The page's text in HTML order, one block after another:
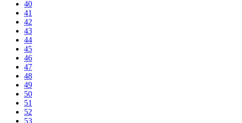
40
41
42
43
44
45
46
47
48
49
50
51
52
53